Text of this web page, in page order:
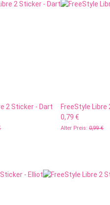
2 Sticker - Dart
FreeStyle Libre
0,79 €
Alter Preis: 0,99 €